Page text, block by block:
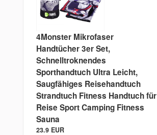
4Monster Mikrofaser
Handtücher 3er Set,
Schnelltroknendes
Sporthandtuch Ultra Leicht,
Saugfähiges Reisehandtuch
Strandtuch Fitness Handtuch für
Reise Sport Camping Fitness
Sauna
23.9 EUR